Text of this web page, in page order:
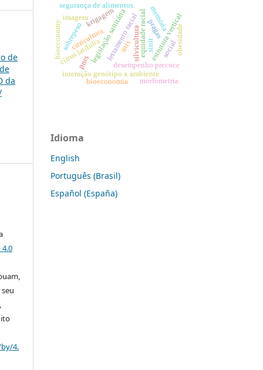
de
da
4.
equidade racial
letramento racial
segurança de alimentos.
legislação sanitária
citrus latifolia
citricultura
desempenho precoce
interação genótipo x ambiente
pragas
morfometria
estrutura vertical
silvicultura
sobrepeso obesidade
krigagem
bioeconomy
bioeconomia
pnrs
snis sinir
memória
imagem
social
Idioma
English
Português (Brasil)
Español (España)